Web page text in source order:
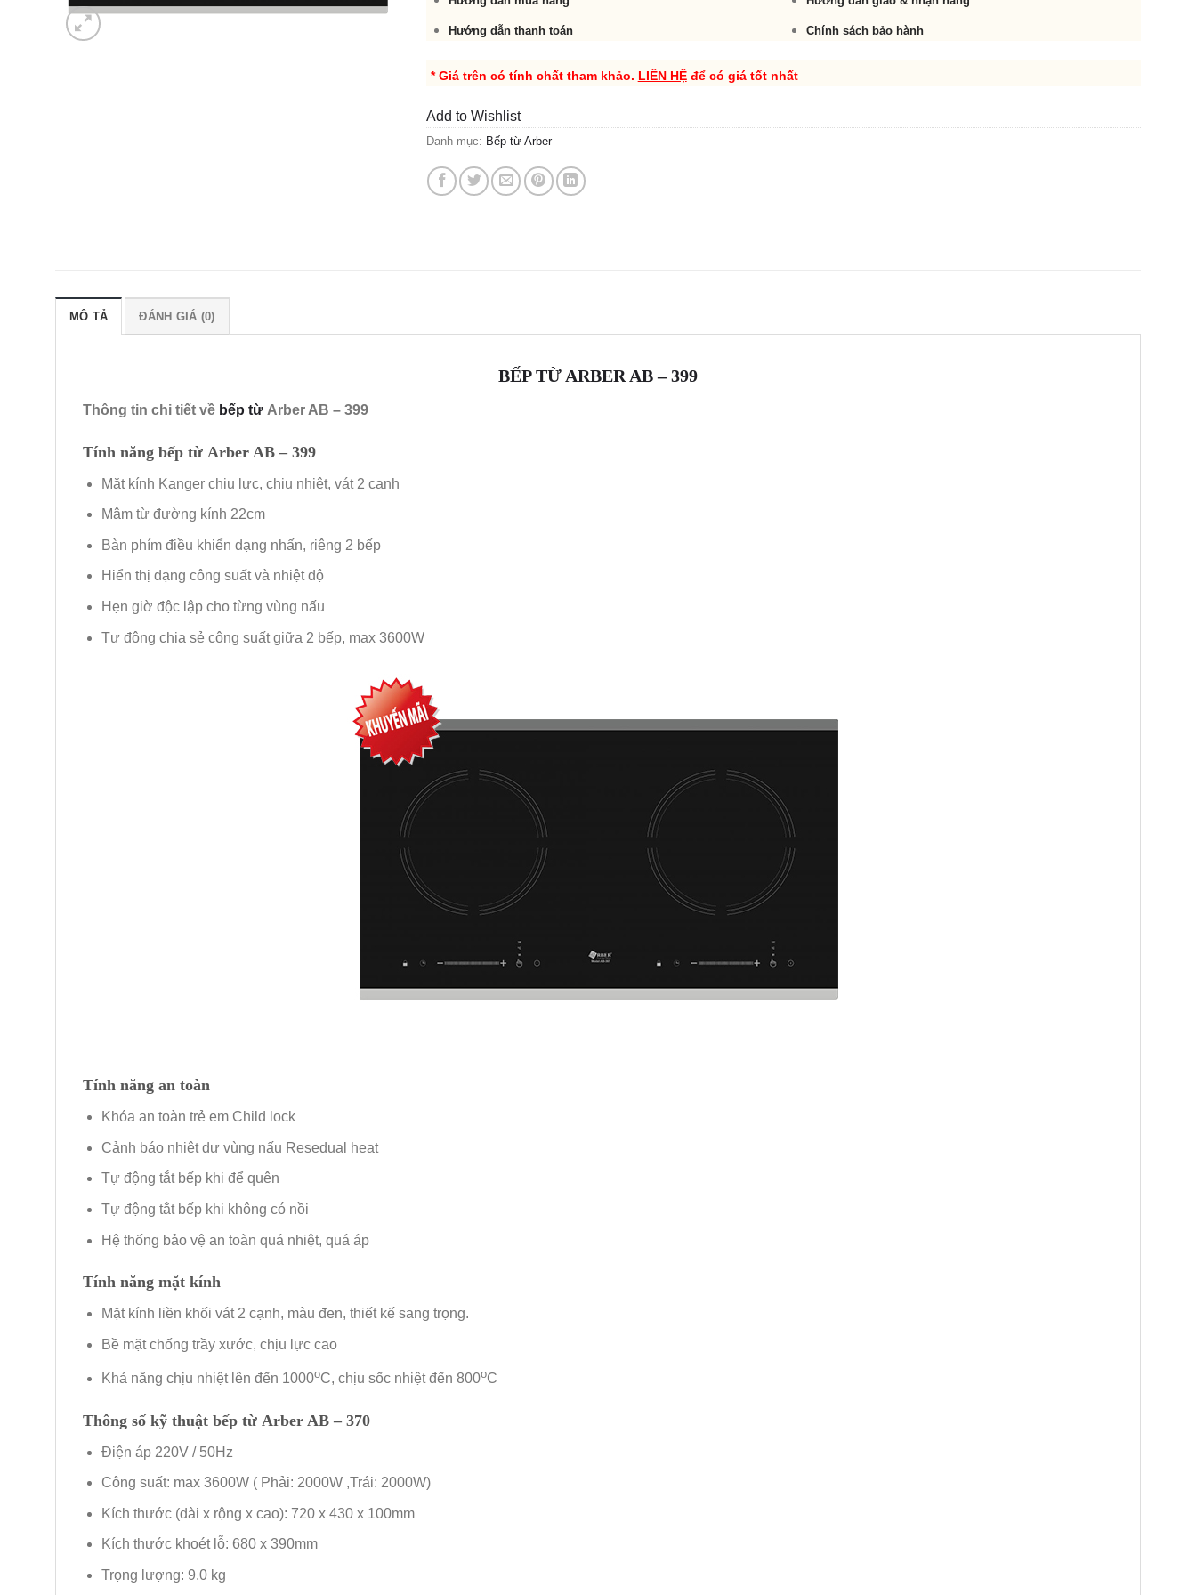
Hướng dẫn thanh toán Chính sách bảo hành
* Giá trên có tính chất tham khảo. LIÊN HỆđể có giá tốt nhất
Add to Wishlist
Danh mục: Bếp từ Arber
MÔ TẢ ĐÁNH GIÁ (0)
BẾP TỪ ARBER AB – 399
Thông tin chi tiết về bếp từ Arber AB – 399
Tính năng bếp từ Arber AB – 399
Mặt kính Kanger chịu lực, chịu nhiệt, vát 2 cạnh
Mâm từ đường kính 22cm
Bàn phím điều khiển dạng nhấn, riêng 2 bếp
Hiển thị dạng công suất và nhiệt độ
Hẹn giờ độc lập cho từng vùng nấu
Tự động chia sẻ công suất giữa 2 bếp, max 3600W
Tính năng an toàn
Khóa an toàn trẻ em Child lock
Cảnh báo nhiệt dư vùng nấu Resedual heat
Tự động tắt bếp khi để quên
Tự động tắt bếp khi không có nồi
Hệ thống bảo vệ an toàn quá nhiệt, quá áp
Tính năng mặt kính
Mặt kính liền khối vát 2 cạnh, màu đen, thiết kế sang trọng.
Bề mặt chống trầy xước, chịu lực cao
Khả năng chịu nhiệt lên đến 1000oC, chịu sốc nhiệt đến 800oC
Thông số kỹ thuật bếp từ Arber AB – 370
Điện áp 220V / 50Hz
Công suất: max 3600W ( Phải: 2000W ,Trái: 2000W)
Kích thước (dài x rộng x cao): 720 x 430 x 100mm
Kích thước khoét lỗ: 680 x 390mm
Trọng lượng: 9.0 kg